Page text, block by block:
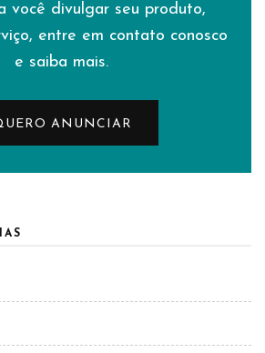
você divulgar seu produto,
entre em contato conosco
e saiba mais.
ANUNCIAR